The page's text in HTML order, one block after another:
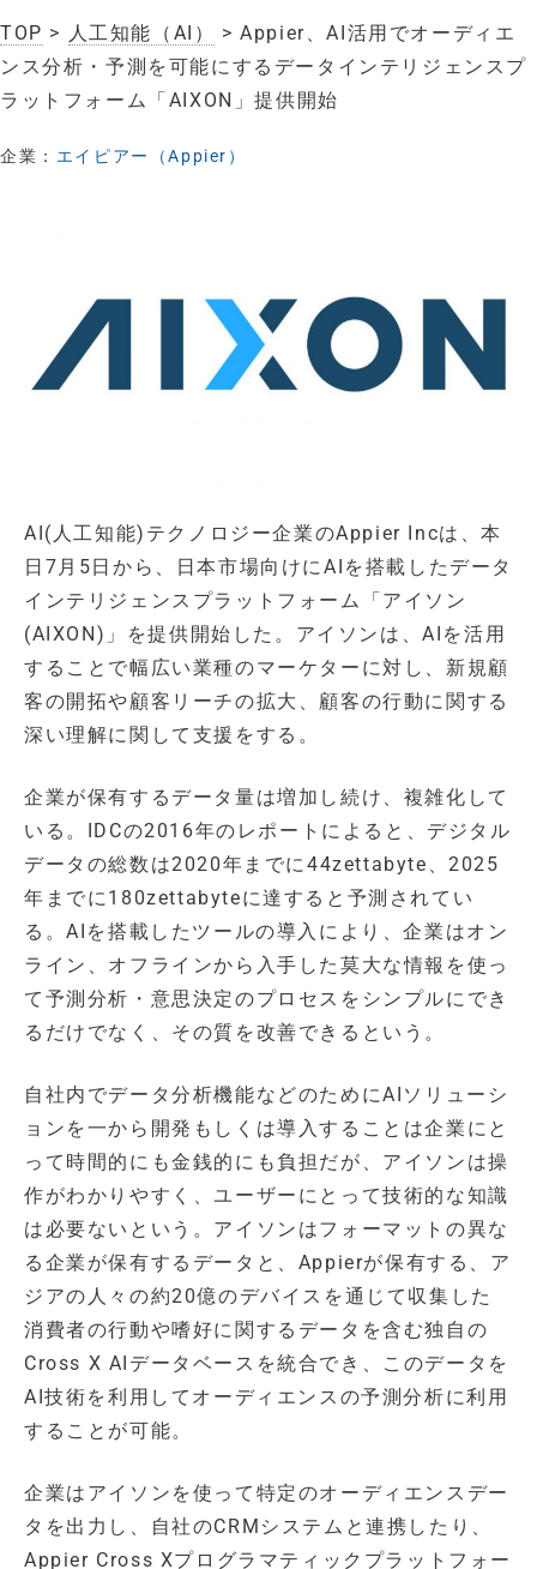
TOP > 人工知能（AI）
> Appier、AI活用でオーディエ
ンス分析・予測を可能にするデータインテリジェンスプ
ラットフォーム「AIXON」提供開始
企業： エイピアー（Appier）
AI(人工知能)テクノロジー企業のAppier Incは、本
日7月5日から、日本市場向けにAIを搭載したデータ
インテリジェンスプラットフォーム「アイソン
(AIXON)」を提供開始した。アイソンは、AIを活用
することで幅広い業種のマーケターに対し、新規顧
客の開拓や顧客リーチの拡大、顧客の行動に関する
深い理解に関して支援をする。
企業が保有するデータ量は増加し続け、複雑化して
いる。IDCの2016年のレポートによると、デジタル
データの総数は2020年までに44zettabyte、2025
年までに180zettabyteに達すると予測されてい
る。AIを搭載したツールの導入により、企業はオン
ライン、オフラインから入手した莫大な情報を使っ
て予測分析・意思決定のプロセスをシンプルにでき
るだけでなく、その質を改善できるという。
自社内でデータ分析機能などのためにAIソリューシ
ョンを一から開発もしくは導入することは企業にと
って時間的にも金銭的にも負担だが、アイソンは操
作がわかりやすく、ユーザーにとって技術的な知識
は必要ないという。アイソンはフォーマットの異な
る企業が保有するデータと、Appierが保有する、ア
ジアの人々の約20億のデバイスを通じて収集した
消費者の行動や嗜好に関するデータを含む独自の
Cross X AIデータベースを統合でき、このデータを
AI技術を利用してオーディエンスの予測分析に利用
することが可能。
企業はアイソンを使って特定のオーディエンスデー
タを出力し、自社のCRMシステムと連携したり、
Appier Cross Xプログラマティックプラットフォー